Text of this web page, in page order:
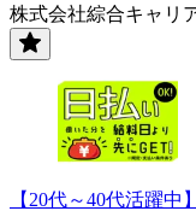
株式会社綜合キャリ
【20代～40代活躍